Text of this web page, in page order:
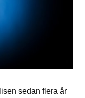
sedan flera år